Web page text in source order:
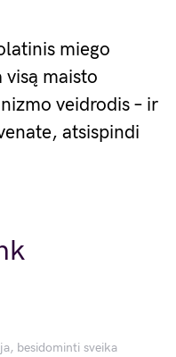
miego
maisto
veidrodis – ir
atsispindi
besidominti sveika